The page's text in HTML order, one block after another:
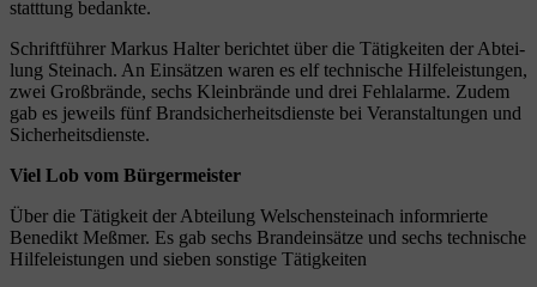
statt­tung bedankte.
Schrift­füh­rer Mar­kus Hal­ter berich­tet über die Tätig­kei­ten der Abtei­
lung Stein­ach. An Ein­sät­zen waren es elf tech­ni­sche Hil­fe­leis­tun­gen,
zwei Groß­brän­de, sechs Klein­brän­de und drei Fehl­alar­me. Zudem
gab es jeweils fünf Brand­si­cher­heits­diens­te bei Ver­an­stal­tun­gen und
Sicherheitsdienste.
Viel Lob vom Bürgermeister
Über die Tätig­keit der Abtei­lung Wel­schen­stein­ach inform­rier­te
Bene­dikt Meß­mer. Es gab sechs Brand­ein­sät­ze und sechs tech­ni­sche
Hil­fe­leis­tun­gen und sie­ben sons­ti­ge Tätigkeiten